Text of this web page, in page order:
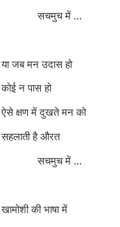
सचमुच में ...
या जब मन उदास हो
कोई न पास हो
ऐसे क्षण में दुखते मन को
सहलाती है औरत
सचमुच में ...
खामोशी की भाषा में